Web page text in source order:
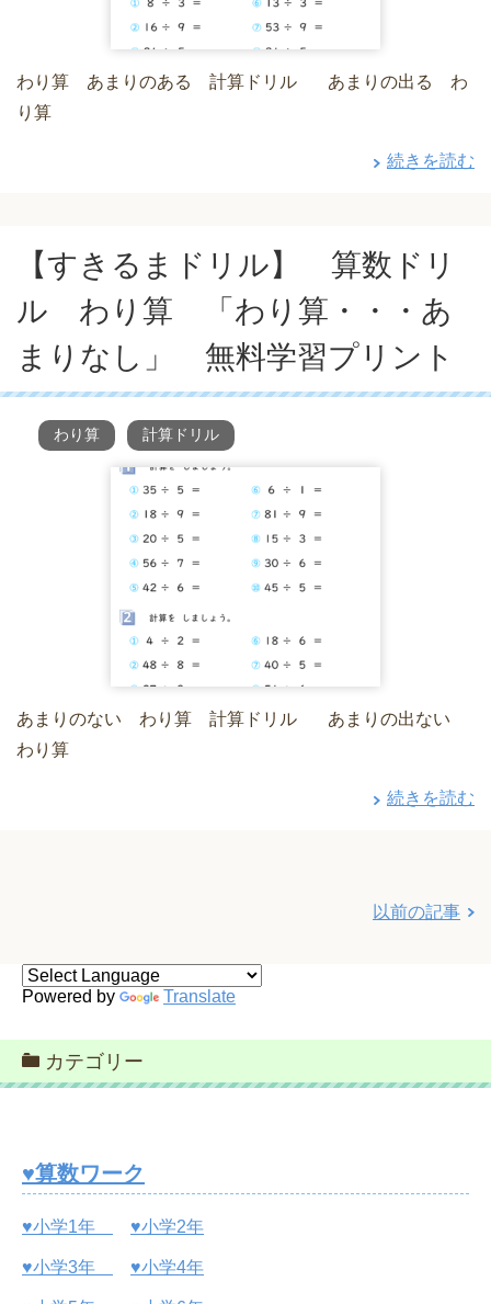
わり算 あまりのある 計算ドリル あまりの出る わ
り算
続きを読む
【すきるまドリル】 算数ドリ
ル わり算 「わり算・・・あ
まりなし」 無料学習プリント
わり算 計算ドリル
あまりのない わり算 計算ドリル あまりの出ない
わり算
続きを読む
以前の記事
Powered by Translate
カテゴリー
♥算数ワーク
♥小学1年 ♥小学2年
♥小学3年 ♥小学4年